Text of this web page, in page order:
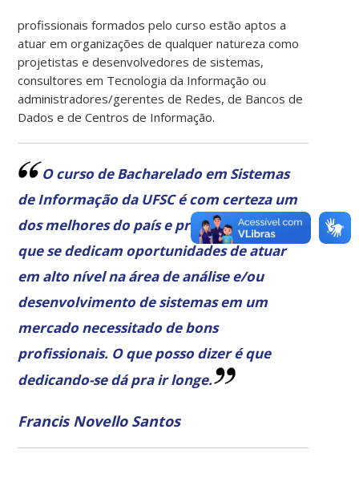
profissionais formados pelo curso estão aptos a
atuar em organizações de qualquer natureza como
projetistas e desenvolvedores de sistemas,
consultores em Tecnologia da Informação ou
administradores/gerentes de Redes, de Bancos de
Dados e de Centros de Informação.
O curso de Bacharelado em Sistemas
de Informação da UFSC é com certeza um
dos melhores do país e proporciona aos
que se dedicam oportunidades de atuar
em alto nível na área de análise e/ou
desenvolvimento de sistemas em um
mercado necessitado de bons
profissionais. O que posso dizer é que
dedicando-se dá pra ir longe.
Francis Novello Santos